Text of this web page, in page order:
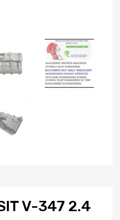
V-347 2.4